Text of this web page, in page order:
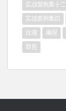
实战案例集十二
实战案例集四
纹理
编程
颜色